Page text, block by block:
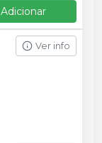
Adicionar
Ver info